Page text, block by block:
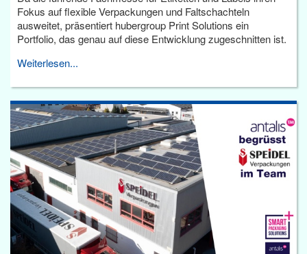
Fokus auf flexible Verpackungen und Faltschachteln
ausweitet, präsentiert hubergroup Print Solutions ein
Portfolio, das genau auf diese Entwicklung zugeschnitten ist.
Weiterlesen...